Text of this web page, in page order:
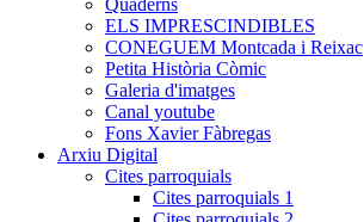
Quaderns
ELS IMPRESCINDIBLES
CONEGUEM Montcada i Reixac
Petita Història Còmic
Galeria d'imatges
Canal youtube
Fons Xavier Fàbregas
Arxiu Digital
Cites parroquials
Cites parroquials 1